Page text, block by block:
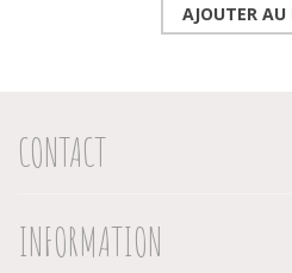
AJOUTER AU
CONTACT
INFORMATION